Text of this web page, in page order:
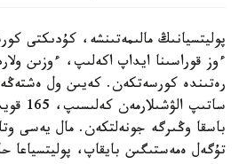
پوليتسيانىڭ مالىمەتىنشە، كۇدىكتى
ءوز قوراسىنا ايداپ اكەلىپ، ءوزىن
رەتىندە كورسەتكەن. كەيىن ول
ساتىپ
باسقا وڭىرگە جونەلتكەن. مال يەسى
تۇگەل ەمەستىگىن بايقاپ، پوليتسياعا